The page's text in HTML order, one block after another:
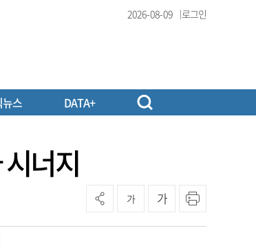
2026-08-09 로그인
스 DATA+
너지
가 가